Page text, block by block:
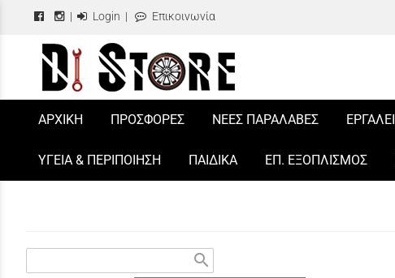
| Login | Επικοινωνία
/
ΑΡΧΙΚΗ ΠΡΟΣΦΟΡΕΣ ΝΕΕΣ ΠΑΡΑΛΑΒΕΣ
ΥΓΕΙΑ & ΠΕΡΙΠΟΙΗΣΗ ΠΑΙΔΙΚΑ ΕΠ. ΕΞΟΠΛΙΣΜΟΣ
search